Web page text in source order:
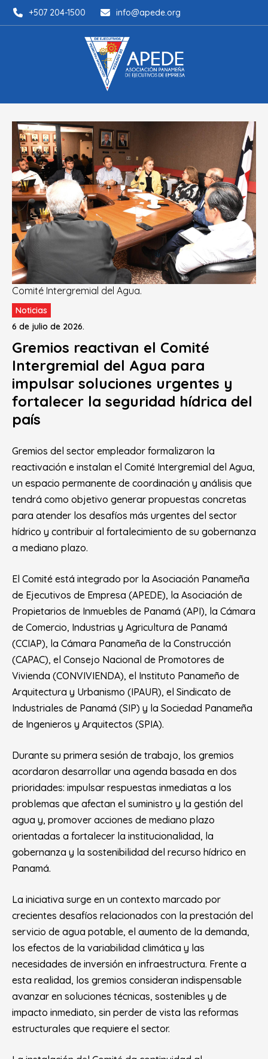
+507 204-1500 info@apede.org
Comité Intergremial del Agua.
Noticias
6 de julio de 2026.
Gremios reactivan el Comité
Intergremial del Agua para
impulsar soluciones urgentes y
fortalecer la seguridad hídrica del
país
Gremios del sector empleador formalizaron la
reactivación e instalan el Comité Intergremial del Agua,
un espacio permanente de coordinación y análisis que
tendrá como objetivo generar propuestas concretas
para atender los desafíos más urgentes del sector
hídrico y contribuir al fortalecimiento de su gobernanza
a mediano plazo.
El Comité está integrado por la Asociación Panameña
de Ejecutivos de Empresa (APEDE), la Asociación de
Propietarios de Inmuebles de Panamá (API), la Cámara
de Comercio, Industrias y Agricultura de Panamá
(CCIAP), la Cámara Panameña de la Construcción
(CAPAC), el Consejo Nacional de Promotores de
Vivienda (CONVIVIENDA), el Instituto Panameño de
Arquitectura y Urbanismo (IPAUR), el Sindicato de
Industriales de Panamá (SIP) y la Sociedad Panameña
de Ingenieros y Arquitectos (SPIA).
Durante su primera sesión de trabajo, los gremios
acordaron desarrollar una agenda basada en dos
prioridades: impulsar respuestas inmediatas a los
problemas que afectan el suministro y la gestión del
agua y, promover acciones de mediano plazo
orientadas a fortalecer la institucionalidad, la
gobernanza y la sostenibilidad del recurso hídrico en
Panamá.
La iniciativa surge en un contexto marcado por
crecientes desafíos relacionados con la prestación del
servicio de agua potable, el aumento de la demanda,
los efectos de la variabilidad climática y las
necesidades de inversión en infraestructura. Frente a
esta realidad, los gremios consideran indispensable
avanzar en soluciones técnicas, sostenibles y de
impacto inmediato, sin perder de vista las reformas
estructurales que requiere el sector.